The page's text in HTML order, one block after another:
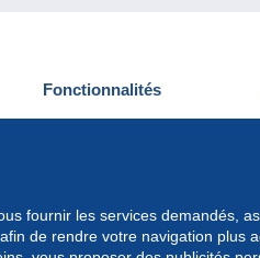
fournir les services demandés,
de rendre votre navigation plus
Fonctionnalités
Nouveautés